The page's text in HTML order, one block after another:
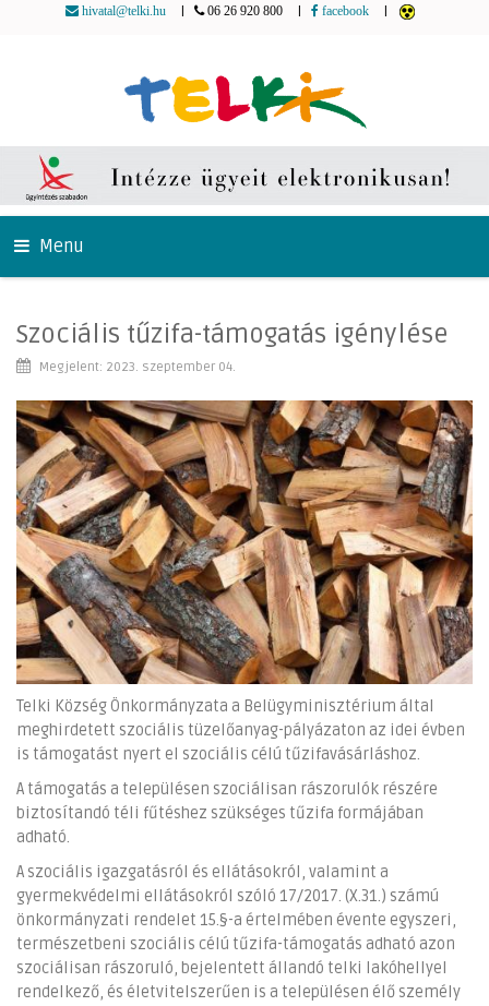
hivatal@telki.hu 06 26 920 800 facebook
Menu
Szociális tűzifa-támogatás igénylése
Megjelent: 2023. szeptember 04.
Telki Község Önkormányzata a Belügyminisztérium által
meghirdetett szociális tüzelőanyag-pályázaton az idei évben
is támogatást nyert el szociális célú tűzifavásárláshoz.
A támogatás a településen szociálisan rászorulók részére
biztosítandó téli fűtéshez szükséges tűzifa formájában
adható.
A szociális igazgatásról és ellátásokról, valamint a
gyermekvédelmi ellátásokról szóló 17/2017. (X.31.) számú
önkormányzati rendelet 15.§-a értelmében évente egyszeri,
természetbeni szociális célú tűzifa-támogatás adható azon
szociálisan rászoruló, bejelentett állandó telki lakóhellyel
rendelkező, és életvitelszerűen is a településen élő személy